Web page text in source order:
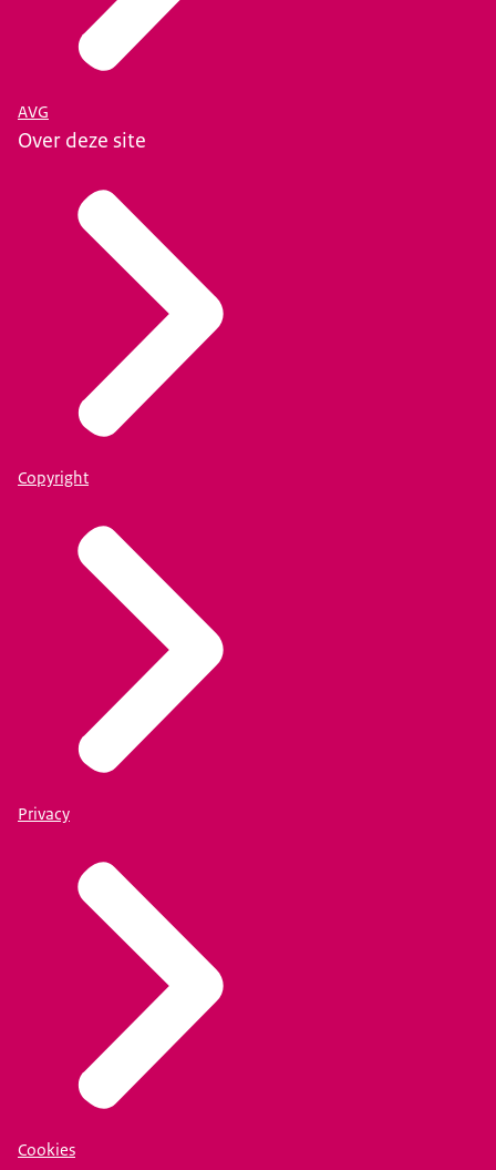
AVG
Over deze site
Copyright
Privacy
Cookies